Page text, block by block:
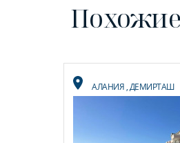
АЛАНИЯ,ДЕМИРТАШ